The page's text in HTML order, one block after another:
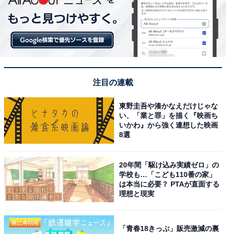
「新世界ラジウム温泉」は通天閣の麓に佇むレト
ロな癒やし空間
注目の連載
東野圭吾や湊かなえだけじゃな
い、「業と罪」を描く『映画ち
いかわ』から強く連想した映画
8選
20年間「駆け込み実績ゼロ」の
学校も…「こども110番の家」
は本当に必要？ PTAが直面する
理想と現実
「青春18きっぷ」販売激減の裏